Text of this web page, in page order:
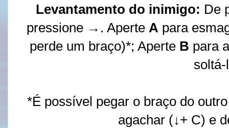
Levantamento do inimigo: De
pressione →. Aperte A para
perde um braço)*; Aperte B para
soltá-
*É possível pegar o braço do
agachar (↓+ C) e